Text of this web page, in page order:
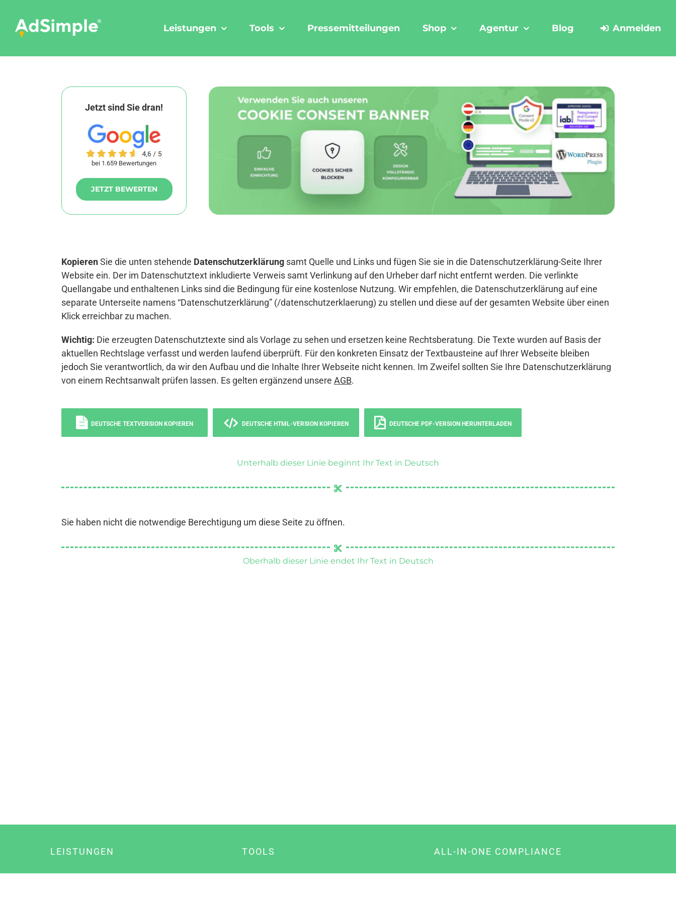
content
Leistungen Tools Pressemitteilungen Shop Agentur Blog Anmelden
Jetzt sind Sie dran!
bei 1.659 Bewertungen
JETZT BEWERTEN
KopierenSie die unten stehende Datenschutzerklärung samt Quelle und Links und fügen Sie sie in die Datenschutzerklärung-Seite Ihrer
Website ein. Der im Datenschutztext inkludierte Verweis samt Verlinkung auf den Urheber darf nicht entfernt werden. Die verlinkte
Quellangabe und enthaltenen Links sind die Bedingung für eine kostenlose Nutzung. Wir empfehlen, die Datenschutzerklärung auf eine
separate Unterseite namens “Datenschutzerklärung” (/datenschutzerklaerung) zu stellen und diese auf der gesamten Website über einen
Klick erreichbar zu machen.
Wichtig: Die erzeugten Datenschutztexte sind als Vorlage zu sehen und ersetzen keine Rechtsberatung. Die Texte wurden auf Basis der
aktuellen Rechtslage verfasst und werden laufend überprüft. Für den konkreten Einsatz der Textbausteine auf Ihrer Webseite bleiben
jedoch Sie verantwortlich, da wir den Aufbau und die Inhalte Ihrer Webseite nicht kennen. Im Zweifel sollten Sie Ihre Datenschutzerklärung
von einem Rechtsanwalt prüfen lassen. Es gelten ergänzend unsere AGB.
DEUTSCHE TEXTVERSION KOPIEREN DEUTSCHE HTML-VERSION KOPIEREN DEUTSCHE PDF-VERSION HERUNTERLADEN
Unterhalb dieser Linie beginnt Ihr Text in Deutsch
Sie haben nicht die notwendige Berechtigung um diese Seite zu öffnen.
Oberhalb dieser Linie endet Ihr Text in Deutsch
LEISTUNGEN TOOLS ALL-IN-ONE COMPLIANCE